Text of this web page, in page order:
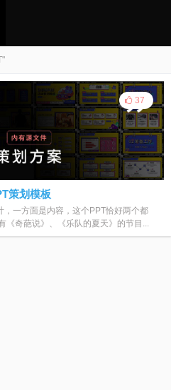
37
策划模板
一方面是内容，这个PPT恰好两个都
《奇葩说》、《乐队的夏天》的节目...